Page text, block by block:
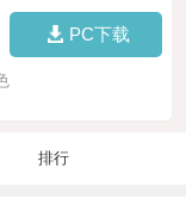
PC下载
排行